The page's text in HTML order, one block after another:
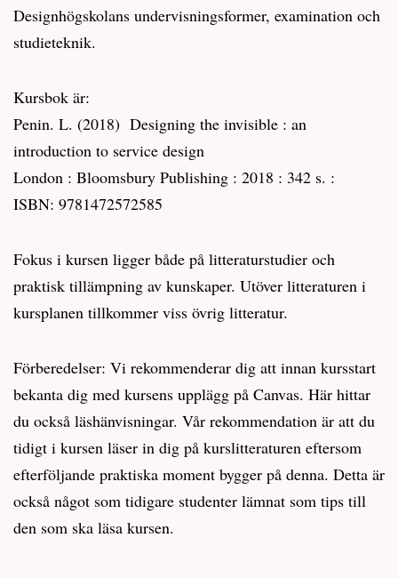
Designhögskolans undervisningsformer, examination och
studieteknik.
Kursbok är:
Penin. L. (2018) Designing the invisible : an
introduction to service design
London : Bloomsbury Publishing : 2018 : 342 s. :
ISBN: 9781472572585
Fokus i kursen ligger både på litteraturstudier och
praktisk tillämpning av kunskaper. Utöver litteraturen i
kursplanen tillkommer viss övrig litteratur.
Förberedelser: Vi rekommenderar dig att innan kursstart
bekanta dig med kursens upplägg på Canvas. Här hittar
du också läshänvisningar. Vår rekommendation är att du
tidigt i kursen läser in dig på kurslitteraturen eftersom
efterföljande praktiska moment bygger på denna. Detta är
också något som tidigare studenter lämnat som tips till
den som ska läsa kursen.